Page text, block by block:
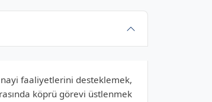
faaliyetlerini desteklemek,
köprü görevi üstlenmek